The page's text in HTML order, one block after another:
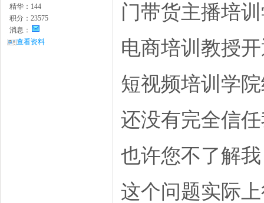
精华： 144
积分： 23575
消息：
查看资料
门带货主播培
电商培训教授
短视频培训学
还没有完全信
也许您不了解
这个问题实际